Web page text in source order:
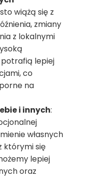
wiążą się z
zmiany
z lokalnymi
lepiej
co
na
i innych:
własnych
którymi się
lepiej
oraz